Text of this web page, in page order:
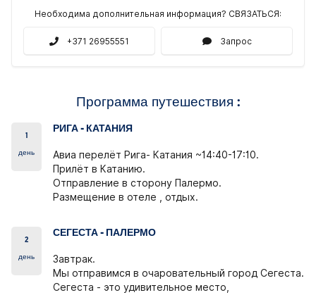
Необходима дополнительная информация? СВЯЗАТЬСЯ:
+371 26955551 Запрос
Программа путешествия :
1
день
РИГА - КАТАНИЯ
Авиа перелёт Рига- Катания ~14:40-17:10.
Прилёт в Катанию.
Отправление в сторону Палермо.
Размещение в отеле , отдых.
2
день
СЕГЕСТА - ПАЛЕРМО
Завтрак.
Мы отправимся в очаровательный город Сегеста.
Сегеста - это удивительное место,